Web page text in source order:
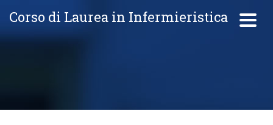
Corso di Laurea in Infermieristica